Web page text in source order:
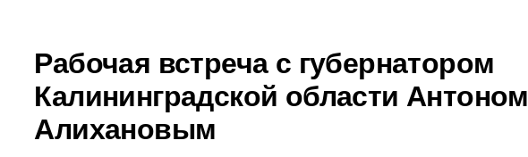
Рабочая встреча с губернатором
Калининградской области Антоном
Алихановым